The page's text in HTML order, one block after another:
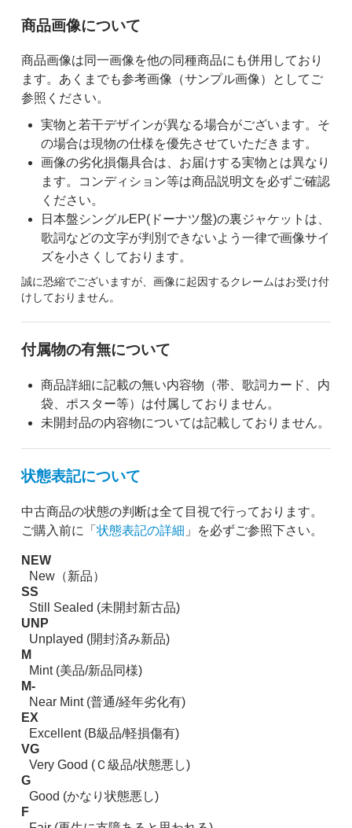
ご購入前の注意事項
商品画像について
商品画像は同一画像を他の同種商品にも併用しており
ます。あくまでも参考画像（サンプル画像）としてご
参照ください。
実物と若干デザインが異なる場合がございます。そ
の場合は現物の仕様を優先させていただきます。
画像の劣化損傷具合は、お届けする実物とは異なり
ます。コンディション等は商品説明文を必ずご確認
ください。
日本盤シングルEP(ドーナツ盤)の裏ジャケットは、
歌詞などの文字が判別できないよう一律で画像サイ
ズを小さくしております。
誠に恐縮でございますが、画像に起因するクレームはお受け付
けしておりません。
付属物の有無について
商品詳細に記載の無い内容物（帯、歌詞カード、内
袋、ポスター等）は付属しておりません。
未開封品の内容物については記載しておりません。
状態表記について
中古商品の状態の判断は全て目視で行っております。
ご購入前に「 状態表記の詳細 」を必ずご参照下さい。
NEW
New（新品）
SS
Still Sealed (未開封新古品)
UNP
Unplayed (開封済み新品)
M
Mint (美品/新品同様)
M-
Near Mint (普通/経年劣化有)
EX
Excellent (B級品/軽損傷有)
VG
Very Good (Ｃ級品/状態悪し)
G
Good (かなり状態悪し)
F